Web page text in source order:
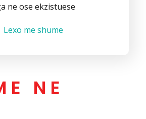
ne ose ekzistuese
Lexo me shume
NE